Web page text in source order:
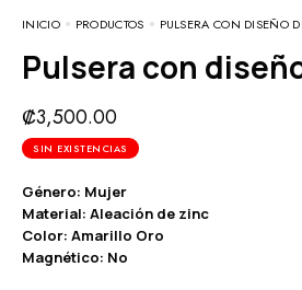
INICIO PRODUCTOS PULSERA CON DISEÑO
Pulsera con
₡3,500.00
SIN EXISTENCIAS
Género: Mujer
Material: Aleación de zinc
Color: Amarillo Oro
Magnético: No